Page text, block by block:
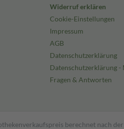
Widerruf erklären
Cookie-Einstellungen
Impressum
AGB
Datenschutzerklärung
Datenschutzerklärung
Fragen & Antworten
berechnet nach der